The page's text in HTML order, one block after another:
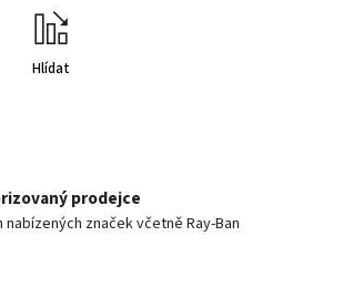
Hlídat
prodejce
nabízených značek včetně Ray-Ban